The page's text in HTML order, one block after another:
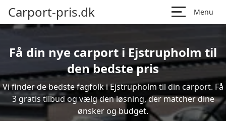
Carport-pris.dk Menu
Få din nye carport i Ejstrupholm til
den bedste pris
Vi finder de bedste fagfolk i Ejstrupholm til din carport. Få
3 gratis tilbud og vælg den løsning, der matcher dine
ønsker og budget.